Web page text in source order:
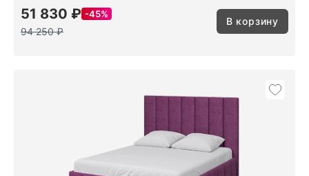
51 830 ₽ 45%
94 250 ₽
В корзину